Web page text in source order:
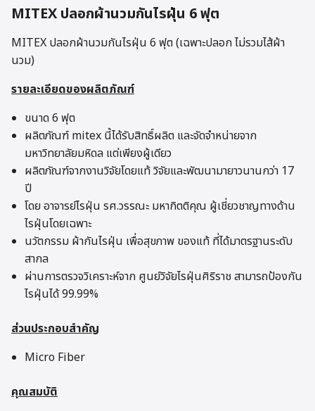
ฟุต
ชิ้น
MITEX ปลอกผ้านวมกันไรฝุ่น 6 ฟุต
MITEX ปลอกผ้านวมกันไรฝุ่น 6 ฟุต (เฉพาะปลอก ไม่รวมไส้ผ้า
นวม)
รายละเอียดของผลิตภัณฑ์
ขนาด 6 ฟุต
ผลิตภัณฑ์ mitex นี้ได้รับสิทธิ์ผลิต และจัดจำหน่ายจาก
มหาวิทยาลัยมหิดล แต่เพียงผู้เดียว
ผลิตภัณฑ์จากงานวิจัยโดยแท้ วิจัยและพัฒนามายาวนานกว่า 17
ปี
โดย อาจารย์ไรฝุ่น รศ.วรรณะ มหากิตติคุณ ผู้เชี่ยวชาญทางด้าน
ไรฝุ่นโดยเฉพาะ
นวัตกรรม ผ้ากันไรฝุ่น เพื่อสุขภาพ ของแท้ ที่ได้มาตรฐานระดับ
สากล
ผ่านการตรวจวิเคราะห์จาก ศูนย์วิจัยไรฝุ่นศิริราช สามารถป้องกัน
ไรฝุ่นได้ 99.99%
ส่วนประกอบสำคัญ
Micro Fiber
คุณสมบัติ